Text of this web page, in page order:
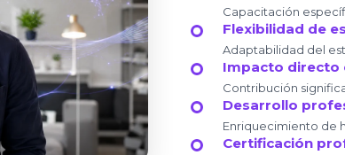
Capacitación
Flexibilidad de
Adaptabilidad del
Impacto directo
Contribución
Desarrollo
Enriquecimiento de
Certificación